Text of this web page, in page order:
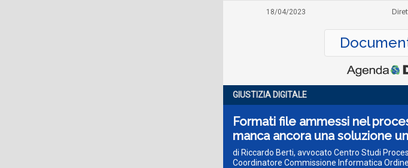
18/04/2023
GIUSTIZIA DIGITALE
Formati file ammessi nel
manca ancora una soluzione
di Riccardo Berti, avvocato Centro Studi
Coordinatore Commissione Informatica